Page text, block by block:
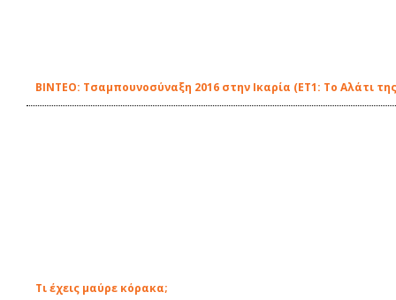
ΒΙΝΤΕΟ: Τσαμπουνοσύναξη 2016 στην Ικαρία (ΕΤ1: Το Αλάτι
Τι έχεις μαύρε κόρακα;